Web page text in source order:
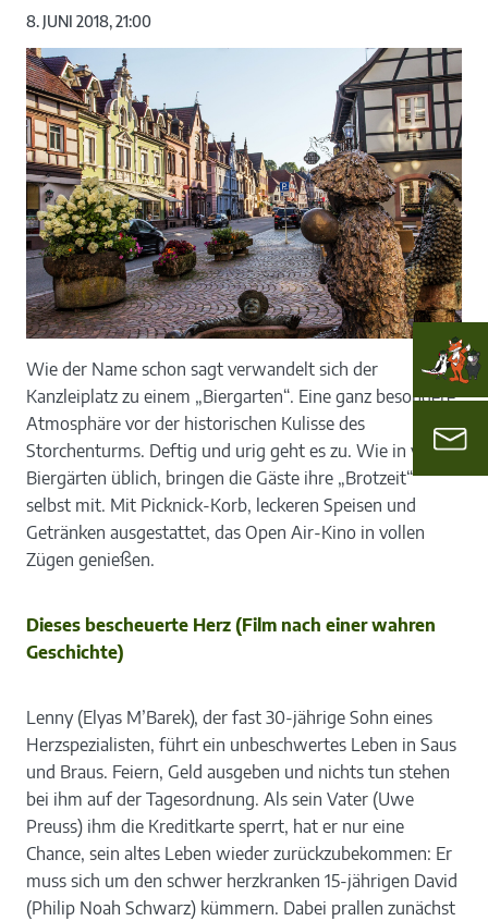
8. JUNI 2018, 21:00
Wie der Name schon sagt verwandelt sich der
Kanzleiplatz zu einem „Biergarten“. Eine ganz besondere
Atmosphäre vor der historischen Kulisse des
Storchenturms. Deftig und urig geht es zu. Wie in vielen
Biergärten üblich, bringen die Gäste ihre „Brotzeit“
selbst mit. Mit Picknick-Korb, leckeren Speisen und
Getränken ausgestattet, das Open Air-Kino in vollen
Zügen genießen.
Dieses bescheuerte Herz (Film nach einer wahren
Geschichte)
Lenny (Elyas M’Barek), der fast 30-jährige Sohn eines
Herzspezialisten, führt ein unbeschwertes Leben in Saus
und Braus. Feiern, Geld ausgeben und nichts tun stehen
bei ihm auf der Tagesordnung. Als sein Vater (Uwe
Preuss) ihm die Kreditkarte sperrt, hat er nur eine
Chance, sein altes Leben wieder zurückzubekommen: Er
muss sich um den schwer herzkranken 15-jährigen David
(Philip Noah Schwarz) kümmern. Dabei prallen zunächst